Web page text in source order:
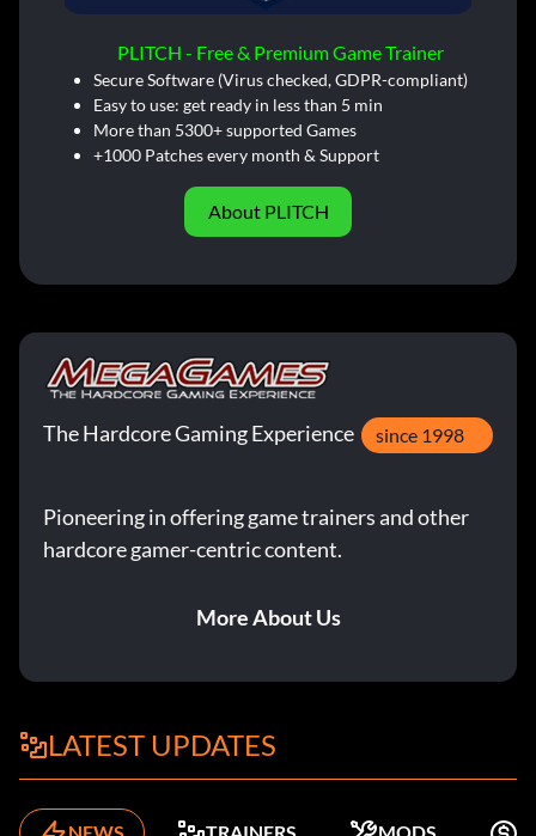
PLITCH - Free & Premium Game Trainer
Secure Software (Virus checked, GDPR-compliant)
Easy to use: get ready in less than 5 min
More than 5300+ supported Games
+1000 Patches every month & Support
About PLITCH
The Hardcore Gaming Experience since 1998
Pioneering in offering game trainers and other
hardcore gamer-centric content.
More About Us
LATEST UPDATES